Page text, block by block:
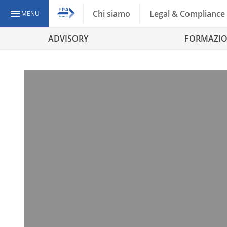
MENU Chi siamo Legal & Compliance
ADVISORY